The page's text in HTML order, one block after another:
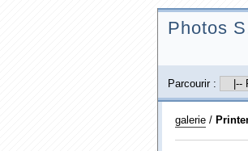
Photos
Parcourir :
galerie/